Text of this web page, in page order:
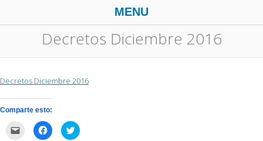
MENU
Decretos Diciembre 2016
Decretos Diciembre 2016
Comparte esto:
Haz
clic
Haz
clic